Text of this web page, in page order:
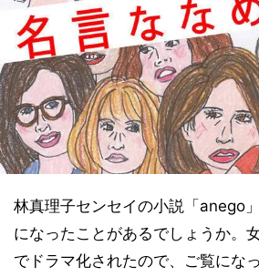
林真理子センセイの小説「anego
になったことがあるでしょうか。
でドラマ化されたので、ご覧にな